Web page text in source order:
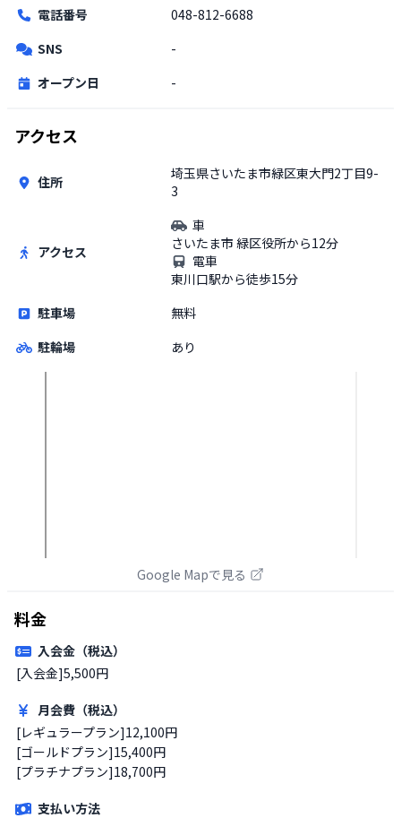
電話番号
048-812-6688
SNS
-
オープン日
-
アクセス
住所
埼玉県さいたま市緑区東大門2丁目9-
3
アクセス
車
さいたま市 緑区役所から12分
電車
東川口駅から徒歩15分
駐車場
無料
駐輪場
あり
Google Mapで見る
料金
入会金（税込）
[入会金]5,500円
月会費（税込）
[レギュラープラン]12,100円
[ゴールドプラン]15,400円
[プラチナプラン]18,700円
支払い方法